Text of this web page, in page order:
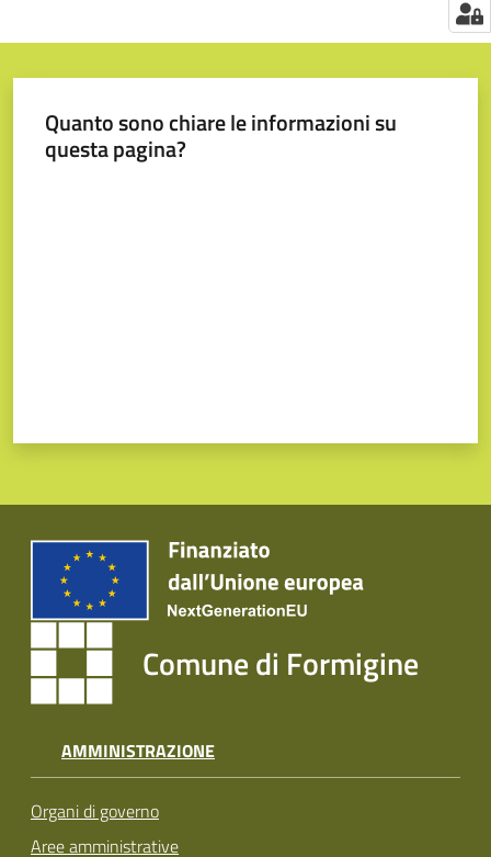
Quanto sono chiare le informazioni su
questa pagina?
Comune di Formigine
AMMINISTRAZIONE
Organi di governo
Aree amministrative